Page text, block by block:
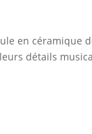
en céramique
détails